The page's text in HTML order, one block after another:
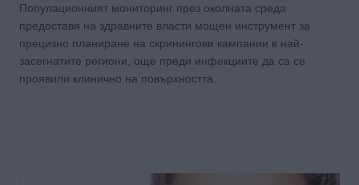
Популационният мониторинг през околната среда
предоставя на здравните власти мощен инструмент за
прецизно планиране на скринингови кампании в най-
засегнатите региони, още преди инфекциите да са се
проявили клинично на повърхността.